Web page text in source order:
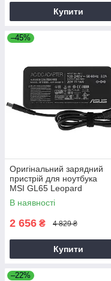
Купити
–45%
Оригінальний зарядний
пристрій для ноутбука
MSI GL65 Leopard
В наявності
2 656 ₴ 4 829 ₴
Купити
–22%